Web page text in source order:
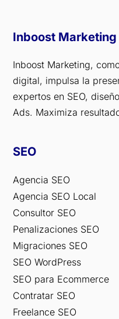
Inboost Marketing
Inboost Marketing,
digital, impulsa la
expertos en SEO,
Ads. Maximiza
SEO
Agencia SEO
Agencia SEO Local
Consultor SEO
Penalizaciones SEO
Migraciones SEO
SEO WordPress
SEO para Ecommerce
Contratar SEO
Freelance SEO